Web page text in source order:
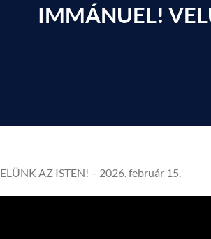
IMMÁNUEL!
AZ ISTEN! – 2026. február 15.